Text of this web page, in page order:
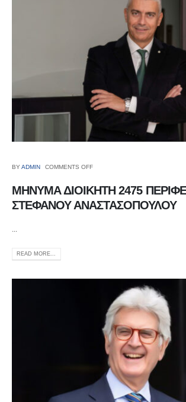
BYADMIN COMMENTS OFF
ΜΗΝΥΜΑ ΔΙΟΙΚΗΤΗ 2475
ΣΤΕΦΑΝΟΥ ΑΝΑΣΤΑΣΟΠΟΥΛΟΥ
...
READ MORE...